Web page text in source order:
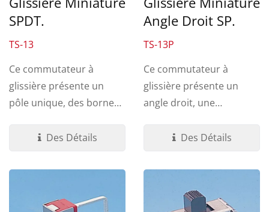
SPDT.
TS-13
Ce commutateur à
glissière présente un
pôle unique, des bornes
terminaisons...
Des Détails
Angle Droit SP.
TS-13P
Ce commutateur à
glissière présente un
angle droit, une
trou PC. Une variété...
Des Détails